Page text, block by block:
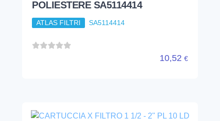
POLIESTERE SA5114414
ATLAS FILTRI SA5114414
10,52 €